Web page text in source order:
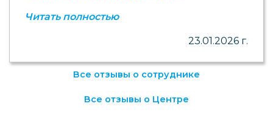
Читать полностью
23.01.2026 г.
Все отзывы о сотруднике
Все отзывы о Центре